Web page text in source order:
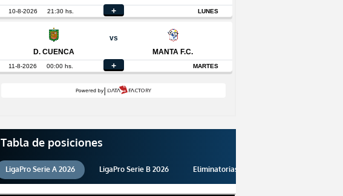
Tabla de posiciones
LigaPro Serie A 2026 LigaPro Serie B 2026 Eliminatorias 2026